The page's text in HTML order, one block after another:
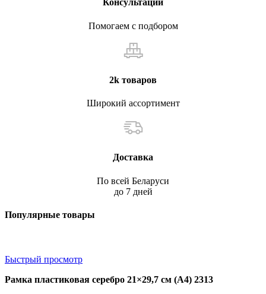
Консультации
Помогаем с подбором
2k товаров
Широкий ассортимент
Доставка
По всей Беларуси
до 7 дней
Популярные товары
Быстрый просмотр
Рамка пластиковая серебро 21×29,7 см (А4) 2313